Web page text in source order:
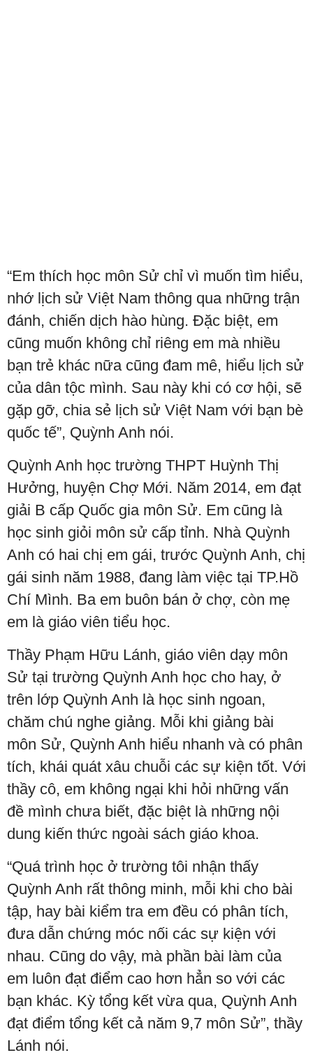
“Em thích học môn Sử chỉ vì muốn tìm hiểu,
nhớ lịch sử Việt Nam thông qua những trận
đánh, chiến dịch hào hùng. Đặc biệt, em
cũng muốn không chỉ riêng em mà nhiều
bạn trẻ khác nữa cũng đam mê, hiểu lịch sử
của dân tộc mình. Sau này khi có cơ hội, sẽ
gặp gỡ, chia sẻ lịch sử Việt Nam với bạn bè
quốc tế”, Quỳnh Anh nói.
Quỳnh Anh học trường THPT Huỳnh Thị
Hưởng, huyện Chợ Mới. Năm 2014, em đạt
giải B cấp Quốc gia môn Sử. Em cũng là
học sinh giỏi môn sử cấp tỉnh. Nhà Quỳnh
Anh có hai chị em gái, trước Quỳnh Anh, chị
gái sinh năm 1988, đang làm việc tại TP.Hồ
Chí Mình. Ba em buôn bán ở chợ, còn mẹ
em là giáo viên tiểu học.
Thầy Phạm Hữu Lánh, giáo viên dạy môn
Sử tại trường Quỳnh Anh học cho hay, ở
trên lớp Quỳnh Anh là học sinh ngoan,
chăm chú nghe giảng. Mỗi khi giảng bài
môn Sử, Quỳnh Anh hiểu nhanh và có phân
tích, khái quát xâu chuỗi các sự kiện tốt. Với
thầy cô, em không ngại khi hỏi những vấn
đề mình chưa biết, đặc biệt là những nội
dung kiến thức ngoài sách giáo khoa.
“Quá trình học ở trường tôi nhận thấy
Quỳnh Anh rất thông minh, mỗi khi cho bài
tập, hay bài kiểm tra em đều có phân tích,
đưa dẫn chứng móc nối các sự kiện với
nhau. Cũng do vậy, mà phần bài làm của
em luôn đạt điểm cao hơn hẳn so với các
bạn khác. Kỳ tổng kết vừa qua, Quỳnh Anh
đạt điểm tổng kết cả năm 9,7 môn Sử”, thầy
Lánh nói.